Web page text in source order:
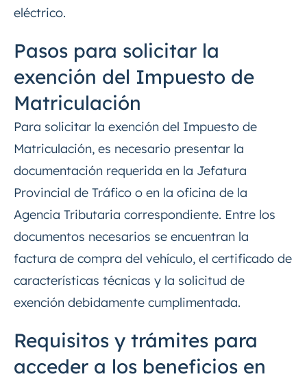
eléctrico.
Pasos para solicitar la
exención del Impuesto de
Matriculación
Para solicitar la exención del Impuesto de
Matriculación, es necesario presentar la
documentación requerida en la Jefatura
Provincial de Tráfico o en la oficina de la
Agencia Tributaria correspondiente. Entre los
documentos necesarios se encuentran la
factura de compra del vehículo, el certificado de
características técnicas y la solicitud de
exención debidamente cumplimentada.
Requisitos y trámites para
acceder a los beneficios en